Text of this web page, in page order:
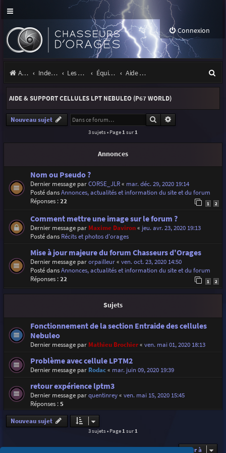
Connexion
Accueil Index du forum Les orages Équipement Aide & support cellules LPT Nebuleo (P67 World)
e
r
AIDE & SUPPORT CELLULES LPT NEBULEO (P67 WORLD)
Nouveau sujet Rechercher
3 sujets • Page 1 sur 1
Annonces
Nom ou Pseudo ?
Dernier message parCORSE_JLR« mar. déc. 29, 2020 19:14
Posté dansAnnonces, actualités et information du site et du forum
Réponses :22 1 2
Comment mettre une image sur le forum ?
Dernier message par Maxime Daviron« jeu. avr. 23, 2020 19:13
Posté dans Récits et photos d'orages
Mise à jour majeure du forum Chasseurs d'Orages
Dernier message parorpailleur« ven. oct. 23, 2020 14:50
Posté dansAnnonces, actualités et information du site et du forum
Réponses :22 1 2
Sujets
Fonctionnement de la section Entraide des cellules
Nebuleo
Dernier message par Mathieu Brochier« ven. mai 01, 2020 18:13
Problème avec cellule LPTM2
Dernier message par Rodac« mar. juin 09, 2020 19:39
retour expérience lptm3
Dernier message parquentinrey« ven. mai 15, 2020 15:45
Réponses :5
Nouveau sujet
3 sujets • Page1sur1
Aller à